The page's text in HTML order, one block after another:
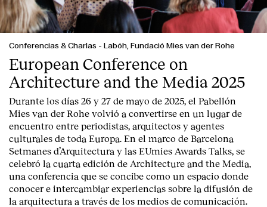
Index
Conferencias & Charlas - Labóh, Fundació Mies van der Rohe
European Conference on
Architecture and the Media 2025
Durante los días 26 y 27 de mayo de 2025, el Pabellón
Mies van der Rohe volvió a convertirse en un lugar de
encuentro entre periodistas, arquitectos y agentes
culturales de toda Europa. En el marco de Barcelona
Setmanes d’Arquitectura y las EUmies Awards Talks, se
celebró la cuarta edición de Architecture and the Media,
una conferencia que se concibe como un espacio donde
conocer e intercambiar experiencias sobre la difusión de
la arquitectura a través de los medios de comunicación.